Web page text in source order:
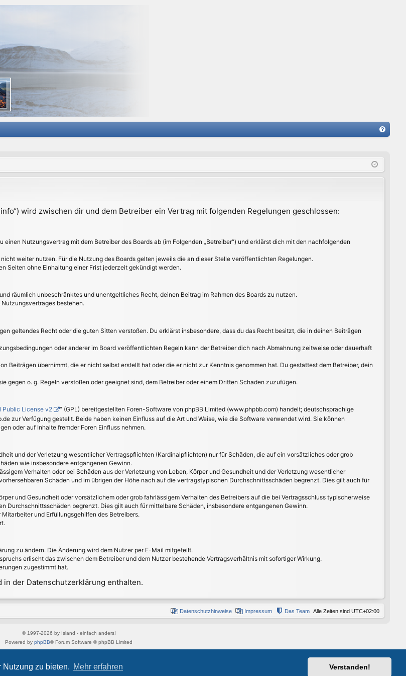
Nutzung zu bieten. Mehr erfahren Verstanden!
Q
wird zwischen dir und dem Betreiber ein Vertrag mit folgenden Regelungen geschlossen:
Nutzungsvertrag mit dem Betreiber des Boards ab (im Folgenden „Betreiber“) und erklärst dich mit den nachfolgenden
weiter nutzen. Für die Nutzung des Boards gelten jeweils die an dieser Stelle veröffentlichten Regelungen.
Seiten ohne Einhaltung einer Frist jederzeit gekündigt werden.
räumlich unbeschränktes und unentgeltliches Recht, deinen Beitrag im Rahmen des Boards zu nutzen.
bestehen.
geltendes Recht oder die guten Sitten verstoßen. Du erklärst insbesondere, dass du das Recht besitzt, die in deinen Beiträgen
oder anderer im Board veröffentlichten Regeln kann der Betreiber dich nach Abmahnung zeitweise oder dauerhaft
Beiträgen übernimmt, die er nicht selbst erstellt hat oder die er nicht zur Kenntnis genommen hat. Du gestattest dem Betreiber, dein
gegen o. g. Regeln verstoßen oder geeignet sind, dem Betreiber oder einem Dritten Schaden zuzufügen.
Public License v2
“ (GPL) bereitgestellten Foren-Software von phpBB Limited (www.phpbb.com) handelt; deutschsprachige
zur Verfügung gestellt. Beide haben keinen Einfluss auf die Art und Weise, wie die Software verwendet wird. Sie können
oder auf Inhalte fremder Foren Einfluss nehmen.
und der Verletzung wesentlicher Vertragspflichten (Kardinalpflichten) nur für Schäden, die auf ein vorsätzliches oder grob
wie insbesondere entgangenen Gewinn.
Verhalten oder bei Schäden aus der Verletzung von Leben, Körper und Gesundheit und der Verletzung wesentlicher
Schäden und im übrigen der Höhe nach auf die vertragstypischen Durchschnittsschäden begrenzt. Dies gilt auch für
und Gesundheit oder vorsätzlichem oder grob fahrlässigem Verhalten des Betreibers auf die bei Vertragsschluss typischerweise
Durchschnittsschäden begrenzt. Dies gilt auch für mittelbare Schäden, insbesondere entgangenen Gewinn.
und Erfüllungsgehilfen des Betreibers.
zu ändern. Die Änderung wird dem Nutzer per E-Mail mitgeteilt.
erlischt das zwischen dem Betreiber und dem Nutzer bestehende Vertragsverhältnis mit sofortiger Wirkung.
zugestimmt hat.
der Datenschutzerklärung enthalten.
Alle Zeiten sind UTC+02:00
Das Team
Impressum
Datenschutzhinweise
© 1997-2026 by Island - einfach anders!
Powered by phpBB® Forum Software © phpBB Limited
Style vonArty&halilesen
Datenschutz|Nutzungsbedingungen